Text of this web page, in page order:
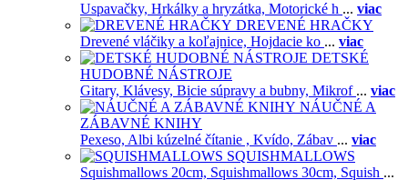
Uspavačky, Hrkálky a hryzátka, Motorické h ... viac
DREVENÉ HRAČKY
Drevené vláčiky a koľajnice, Hojdacie ko ... viac
DETSKÉ
HUDOBNÉ NÁSTROJE
Gitary, Klávesy, Bicie súpravy a bubny, Mikrof ... viac
NÁUČNÉ A
ZÁBAVNÉ KNIHY
Pexeso, Albi kúzelné čítanie , Kvído, Zábav ... viac
SQUISHMALLOWS
Squishmallows 20cm, Squishmallows 30cm, Squish ...